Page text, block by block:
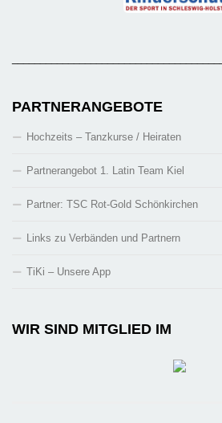
PARTNERANGEBOTE
Hochzeits – Tanzkurse / Heiraten
Partnerangebot 1. Latin Team Kiel
Partner: TSC Rot-Gold Schönkirchen
Links zu Verbänden und Partnern
TiKi – Unsere App
WIR SIND MITGLIED IM